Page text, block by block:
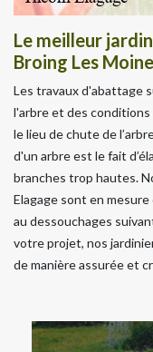
Le meilleur
Broing Les
Les travaux d'abattage
l'arbre et des
le lieu de chute de
d'un arbre est le fait
branches trop hautes.
Elagage sont en
au dessouchages
votre projet, nos
de manière assurée et